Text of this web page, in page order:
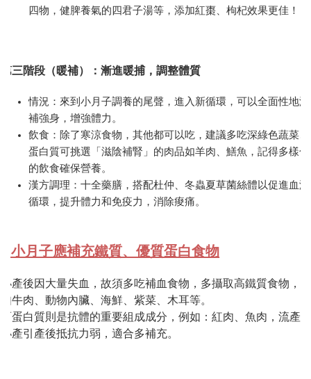
四物，健脾養氣的四君子湯等，添加紅棗、枸杞效果更佳！
第三階段（暖補）：漸進暖捕，調整體質
情況：來到小月子調養的尾聲，進入新循環，可以全面性地滋
補強身，增強體力。
飲食：除了寒涼食物，其他都可以吃，建議多吃深綠色蔬菜、
蛋白質可挑選「滋陰補腎」的肉品如羊肉、鱔魚，記得多樣化
的飲食確保營養。
漢方調理：十全藥膳，搭配杜仲、冬蟲夏草菌絲體以促進血液
循環，提升體力和免疫力，消除痠痛。
2.小月子應補充鐵質、優質蛋白食物
小產後因大量失血，故須多吃補血食物，多攝取高鐵質食物，
如牛肉、動物內臟、海鮮、紫菜、木耳等。
而蛋白質則是抗體的重要組成成分，例如：紅肉、魚肉，流產
小產引產後抵抗力弱，適合多補充。